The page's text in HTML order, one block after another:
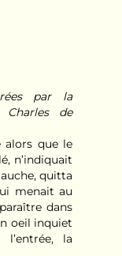
par la
Charles de
alors que le
n’indiquait
quitta
menait au
dans
oeil inquiet
la